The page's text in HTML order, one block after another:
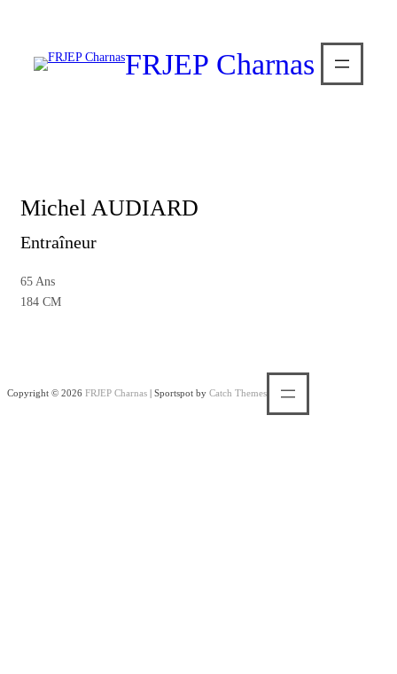
FRJEP Charnas
Michel AUDIARD
Entraîneur
65 Ans
184 CM
Copyright © 2026 FRJEP Charnas | Sportspot by Catch Themes